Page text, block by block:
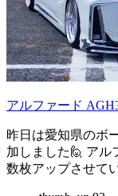
アルファード
昨日は愛知県のボ
加しました🙋 アル
数枚アップさせて